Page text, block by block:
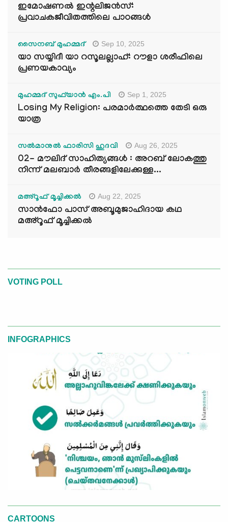
ഇമോഷണൽ ഇന്റലിജൻസ്:
പ്രവാചകജീവിതത്തിലെ പാഠങ്ങൾ
സൈനബ് മുഹമ്മദ് Sep 10, 2025
യാ സയ്യിദീ യാ റസൂലല്ലാഹ്: റൗളാ ശരീഫിലെ
പ്രണയകാവ്യം
മുഹമ്മദ് സുഫ്‌യാൻ എം.പി Sep 1, 2025
Losing My Religion: പരമാർത്ഥത്തെ തേടി ഒരു
യാത്ര
സൽമാനുൽ ഫാരിസി ഹുദവി Aug 26, 2025
02- മൗലിദ് സാഹിത്യങ്ങൾ : അറബ് ലോകത്തു
നിന്ന് മലബാർ തീരങ്ങളിലേക്കുള്ള...
മഅ്റൂഫ് മൂച്ചിക്കല്‍ Aug 22, 2025
സാൻഫോ പാസ് അബൂമുജാഹിദായ കഥ
മഅ്റൂഫ് മൂച്ചിക്കല്‍
VOTING POLL
INFOGRAPHICS
CARTOONS